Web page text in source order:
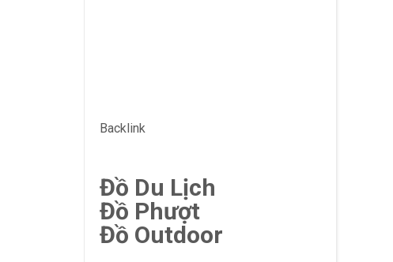
Backlink
Đồ Du Lịch
Đồ Phượt
Đồ Outdoor